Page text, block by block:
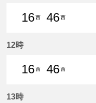
16西
46西
12時
16西
46西
13時